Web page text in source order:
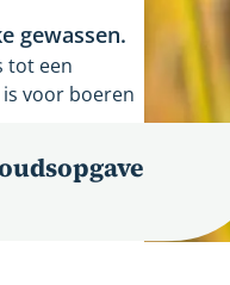
gewassen.
tot een
voor boeren